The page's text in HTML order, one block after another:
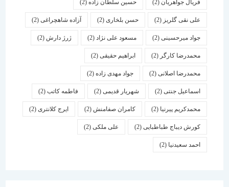
فریال جواهریان(2) حسین سلطان زاده(2)
علی نقی گلریز(2) حسن بلخاری(2) آزاده شاهچراغی(2)
جواد میرحسینی(2) مسعود علی نژاد(2) ژرژ دارش (2)
محمدرضا کارگر(2) ابراهیم حقیقی(2)
محمدرضا اصلانی(2) جواد مهدی زاده(2)
اسماعیل جنتی(2) شهریار قدیمی(2) فاطمه کاتب(2)
محمدکریم پیرنیا (2) کامران صفامنش(2) ایرج کلانتری (2)
کورش دیباج طباطبایی(2) علی ملکی(2)
احمد سعیدنیا (2)